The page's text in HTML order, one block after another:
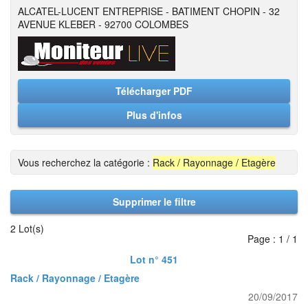
ALCATEL-LUCENT ENTREPRISE - BATIMENT CHOPIN - 32
AVENUE KLEBER - 92700 COLOMBES
Télécharger PDF
Plus d'infos
Vous recherchez la catégorie : Rack / Rayonnage / Etagère
Supprimer le filtre
2 Lot(s)
Page : 1 / 1
Lot n° 451
Rack / Rayonnage / Etagère
20/09/2017